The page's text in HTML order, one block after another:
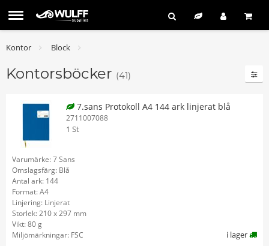
Kontor Block
Kontorsböcker (41)
7.sans Protokoll A4 144 ark linjerat blå
2711007088
1 St
Varumärke: 7 Sans
Omslagsfärg: Blå
Antal ark: 144
Format: A4
Linjering: Linjerat
Storlek: 210 x 297 mm
Vikt: 80 g
Miljömärkningar: FSC
i lager